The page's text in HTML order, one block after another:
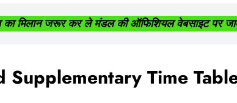
मिलान जरूर कर ले मंडल की ऑफिशियल वेबसाइट पर
Supplementary Time